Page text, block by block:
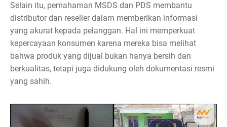
Selain itu, pemahaman MSDS dan PDS membantu
distributor dan reseller dalam memberikan informasi
yang akurat kepada pelanggan. Hal ini memperkuat
kepercayaan konsumen karena mereka bisa melihat
bahwa produk yang dijual bukan hanya bersih dan
berkualitas, tetapi juga didukung oleh dokumentasi resmi
yang sahih.